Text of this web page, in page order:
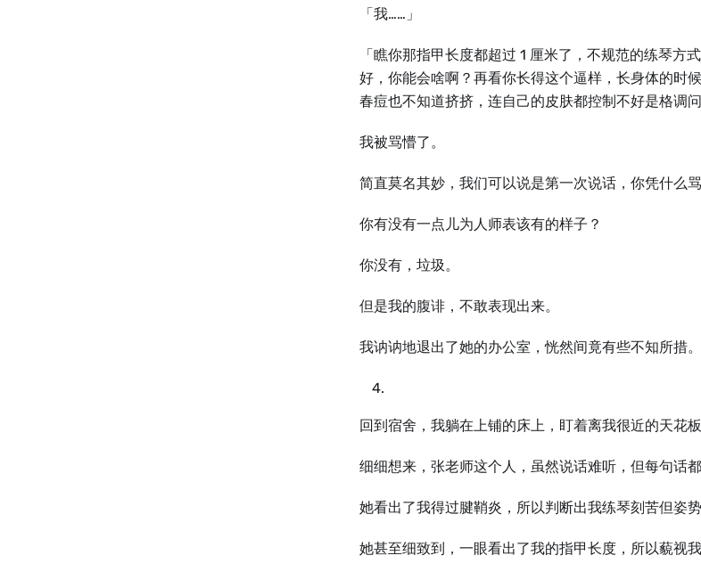
「我……」
「瞧你那指甲长度都超过 1 厘米了，不规范的练琴方
好，你能会啥啊？再看你长得这个逼样，长身体的时
春痘也不知道挤挤，连自己的皮肤都控制不好是格调
我被骂懵了。
简直莫名其妙，我们可以说是第一次说话，你凭什么
你有没有一点儿为人师表该有的样子？
你没有，垃圾。
但是我的腹诽，不敢表现出来。
我讷讷地退出了她的办公室，恍然间竟有些不知所措。
回到宿舍，我躺在上铺的床上，盯着离我很近的天花
细细想来，张老师这个人，虽然说话难听，但每句话都
她看出了我得过腱鞘炎，所以判断出我练琴刻苦但姿
她甚至细致到，一眼看出了我的指甲长度，所以藐视